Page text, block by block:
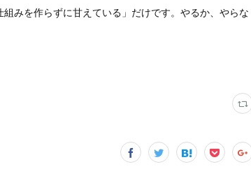
みを作らずに甘えている」だけです。やるか、やらな